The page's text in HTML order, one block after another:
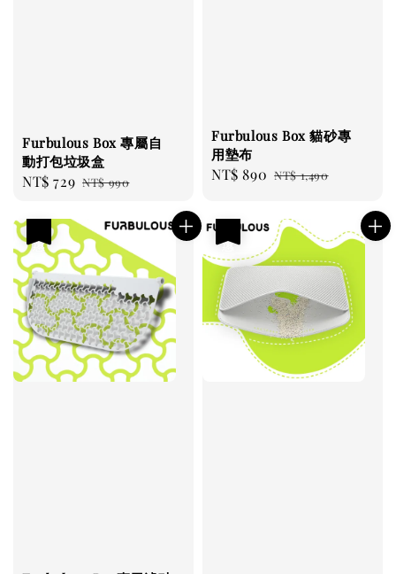
Furbulous Box 專屬自
動打包垃圾盒
Sale
NT$ 729 Regular
NT$ 990
Furbulous Box 貓砂專
用墊布
Sale
NT$ 890 Regular
NT$ 1,490